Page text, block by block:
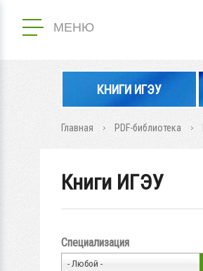
МЕНЮ
КНИГИ ИГЭУ
Главная PDF-библиотека
Книги ИГЭУ
Специализация
- Любой -